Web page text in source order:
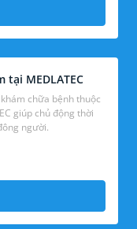
MEDLATEC
chữa bệnh thuộc
giúp chủ động thời
tiếp xúc đông người.